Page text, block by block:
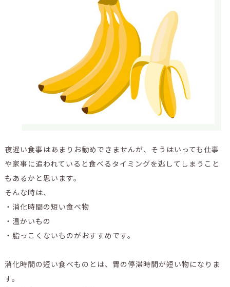
夜遅い食事はあまりお勧めできませんが、そうはいっても仕事
や家事に追われていると食べるタイミングを逃してしまうこと
もあるかと思います。
そんな時は、
・消化時間の短い食べ物
・温かいもの
・脂っこくないものがおすすめです。
消化時間の短い食べものとは、胃の停滞時間が短い物になりま
す。